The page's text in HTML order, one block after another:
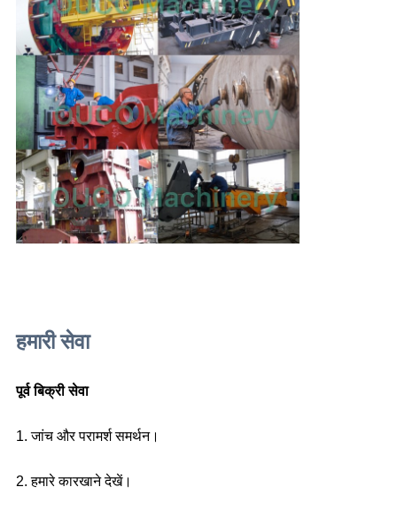
हमारी सेवा
पूर्व बिक्री सेवा
1. जांच और परामर्श समर्थन।
2. हमारे कारखाने देखें।